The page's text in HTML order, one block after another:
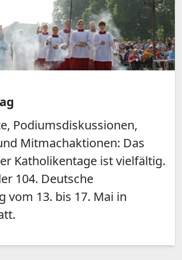
Podiumsdiskussionen,
Mitmachaktionen: Das
Katholikentage ist vielfältig.
104. Deutsche
vom 13. bis 17. Mai in